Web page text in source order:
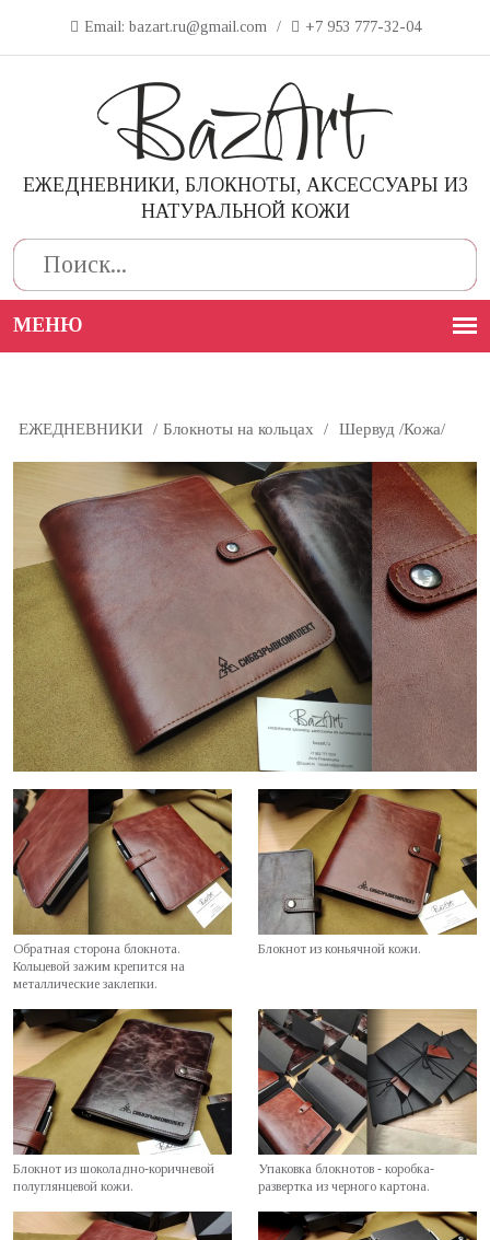
Email: bazart.ru@gmail.com / +7 953 777-32-04
ЕЖЕДНЕВНИКИ, БЛОКНОТЫ, АКСЕССУАРЫ ИЗ
НАТУРАЛЬНОЙ КОЖИ
Поиск
ЕЖЕДНЕВНИКИ / Блокноты на кольцах / Шервуд /Кожа/
Обратная сторона блокнота.
Кольцевой зажим крепится на
металлические заклепки.
Блокнот из коньячной кожи.
Блокнот из шоколадно-коричневой
полуглянцевой кожи.
Упаковка блокнотов - коробка-
развертка из черного картона.